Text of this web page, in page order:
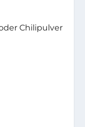
Chilipulver